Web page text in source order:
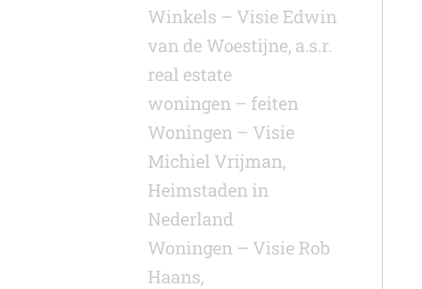
Winkels – Visie Edwin
van de Woestijne, a.s.r.
real estate
woningen – feiten
Woningen – Visie
Michiel Vrijman,
Heimstaden in
Nederland
Woningen – Visie Rob
Haans,